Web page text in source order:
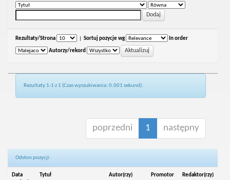
Rezultaty/Strona Sortuj pozycje wg In order
Autorzy/rekord
Rezultaty 1-1 z 1 (Czas wyszukiwania: 0.001 sekund).
poprzedni 1 następny
Odsłon pozycji:
Data Tytuł Autor(rzy) Promotor Redaktor(rzy)